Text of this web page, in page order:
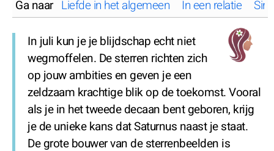
Ga naar Liefde in het algemeen In een relatie
In juli kun je je blijdschap echt niet
wegmoffelen. De sterren richten zich
op jouw ambities en geven je een
zeldzaam krachtige blik op de toekomst. Vooral
als je in het tweede decaan bent geboren, krijg
je de unieke kans dat Saturnus naast je staat.
De grote bouwer van de sterrenbeelden is